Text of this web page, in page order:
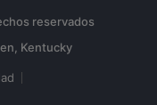
reservados